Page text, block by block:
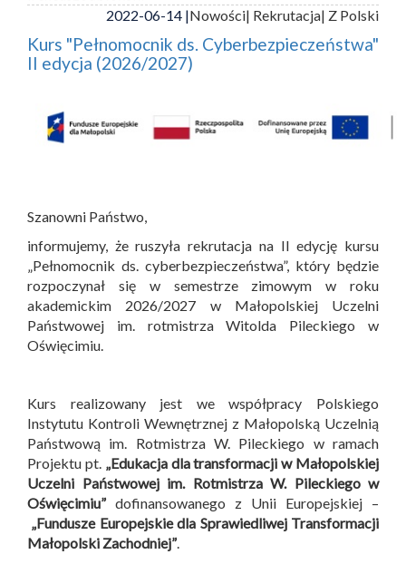
2022-06-14 |Nowości| Rekrutacja| Z Polski
Kurs "Pełnomocnik ds. Cyberbezpieczeństwa"
II edycja (2026/2027)
Szanowni Państwo,
informujemy, że ruszyła rekrutacja na II edycję kursu
„Pełnomocnik ds. cyberbezpieczeństwa”, który będzie
rozpoczynał się w semestrze zimowym w roku
akademickim 2026/2027 w Małopolskiej Uczelni
Państwowej im. rotmistrza Witolda Pileckiego w
Oświęcimiu.
Kurs realizowany jest we współpracy Polskiego
Instytutu Kontroli Wewnętrznej z Małopolską Uczelnią
Państwową im. Rotmistrza W. Pileckiego w ramach
Projektu pt. „Edukacja dla transformacji w Małopolskiej
Uczelni Państwowej im. Rotmistrza W. Pileckiego w
Oświęcimiu”dofinansowanego z Unii Europejskiej –
„Fundusze Europejskie dla Sprawiedliwej Transformacji
Małopolski Zachodniej”.